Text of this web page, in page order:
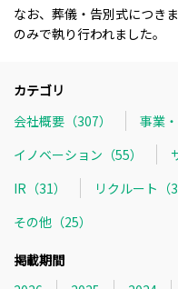
なお、葬儀・告別式につき
のみで執り行われました。
カテゴリ
会社概要（307）
事業
イノベーション（55）
IR（31）
リクルート（
その他（25）
掲載期間